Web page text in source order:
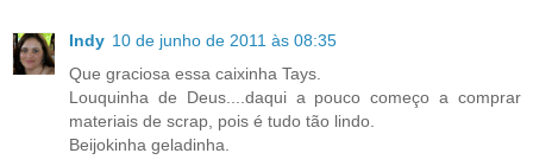
Indy 10 de junho de 2011 às 08:35
Que graciosa essa caixinha Tays.
Louquinha de Deus....daqui a pouco começo a comprar
materiais de scrap, pois é tudo tão lindo.
Beijokinha geladinha.